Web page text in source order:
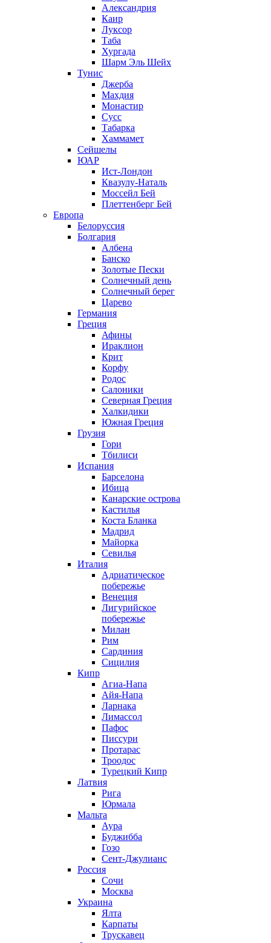
Александрия
Каир
Луксор
Таба
Хургада
Шарм Эль Шейх
Тунис
Джерба
Махдия
Монастир
Сусс
Табарка
Хаммамет
Сейшелы
ЮАР
Ист-Лондон
Квазулу-Наталь
Моссейл Бей
Плеттенберг Бей
Европа
Белоруссия
Болгария
Албена
Банско
Золотые Пески
Солнечный день
Солнечный берег
Царево
Германия
Греция
Афины
Ираклион
Крит
Корфу
Родос
Салоники
Северная Греция
Халкидики
Южная Греция
Грузия
Гори
Тбилиси
Испания
Барселона
Ибица
Канарские острова
Кастилья
Коста Бланка
Мадрид
Майорка
Севилья
Италия
Адриатическое
побережье
Венеция
Лигурийское
побережье
Милан
Рим
Сардиния
Сицилия
Кипр
Агиа-Напа
Айя-Напа
Ларнака
Лимассол
Пафос
Писсури
Протарас
Троодос
Турецкий Кипр
Латвия
Рига
Юрмала
Мальта
Аура
Буджибба
Гозо
Сент-Джулианс
Россия
Сочи
Москва
Украина
Ялта
Карпаты
Трускавец